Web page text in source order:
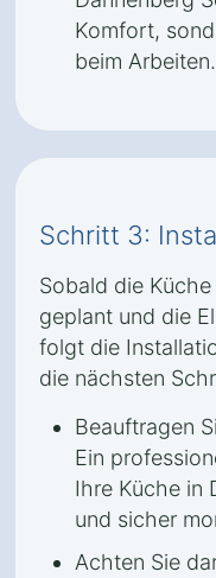
Komfort,
beim Arbeiten.
Schritt 3:
Sobald die
geplant und die
folgt die
die nächsten
Beauftragen
Ein
Ihre Küche in
und sicher
Achten Sie